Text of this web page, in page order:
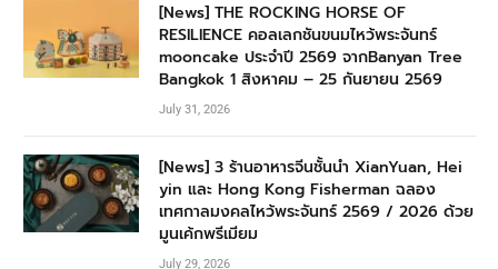
[News] THE ROCKING HORSE OF
RESILIENCE คอลเลกชันขนมไหว้พระจันทร์
mooncake ประจำปี 2569 จากBanyan Tree
Bangkok 1 สิงหาคม – 25 กันยายน 2569
July 31, 2026
[News] 3 ร้านอาหารจีนชั้นนำ XianYuan, Hei
yin และ Hong Kong Fisherman ฉลอง
เทศกาลมงคลไหว้พระจันทร์ 2569 / 2026 ด้วย
มูนเค้กพรีเมียม
July 29, 2026